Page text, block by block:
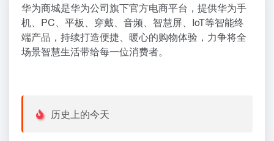
华为商城是华为公司旗下官方电商平台，提供华为手
机、PC、平板、穿戴、音频、智慧屏、IoT等智能终
端产品，持续打造便捷、暖心的购物体验，力争将全
场景智慧生活带给每一位消费者。
历史上的今天